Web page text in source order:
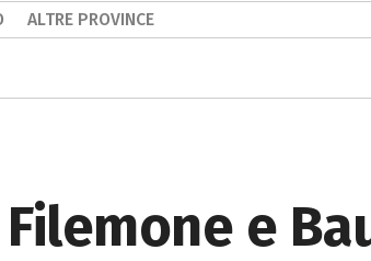
e
ALTRE PROVINCE